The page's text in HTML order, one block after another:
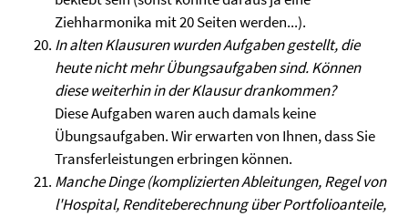
Ziehharmonika mit 20 Seiten werden...).
In alten Klausuren wurden Aufgaben gestellt, die
heute nicht mehr Übungsaufgaben sind. Können
diese weiterhin in der Klausur drankommen?
Diese Aufgaben waren auch damals keine
Übungsaufgaben. Wir erwarten von Ihnen, dass Sie
Transferleistungen erbringen können.
Manche Dinge (komplizierten Ableitungen, Regel von
l'Hospital, Renditeberechnung über Portfolioanteile,